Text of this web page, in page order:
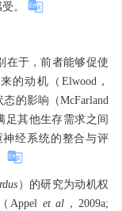
。
在于，前者能够促使
的动机（Elwood，
的影响（McFarland
足其他生存需求之间
经系统的整合与评
）的研究为动机权
Appel et al，2009a;